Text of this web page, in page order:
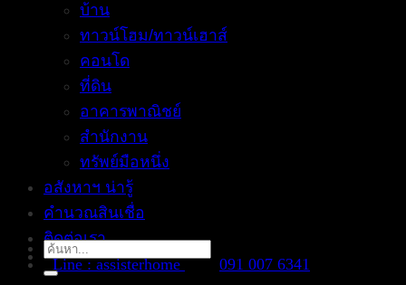
บ้าน
ทาวน์โฮม/ทาวน์เฮาส์
คอนโด
ที่ดิน
อาคารพาณิชย์
สำนักงาน
ทรัพย์มือหนึ่ง
อสังหาฯ น่ารู้
คำนวณสินเชื่อ
ติดต่อเรา
Line : assisterhome
091 007 6341
Search
for: